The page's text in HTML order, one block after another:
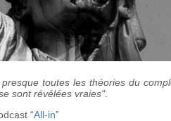
toutes les théories du
sont révélées vraies".
“All-in”